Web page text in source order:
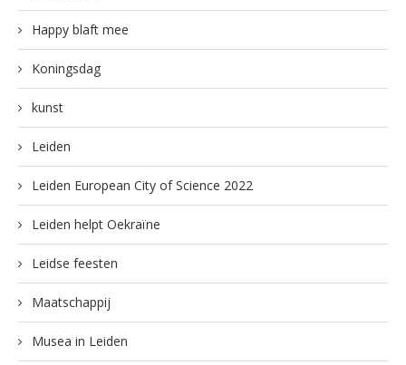
Happy blaft mee
Koningsdag
kunst
Leiden
Leiden European City of Science 2022
Leiden helpt Oekraïne
Leidse feesten
Maatschappij
Musea in Leiden